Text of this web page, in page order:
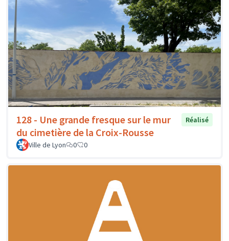
128 - Une grande fresque sur le mur
du cimetière de la Croix-Rousse
Réalisé
Ville de Lyon 0 0